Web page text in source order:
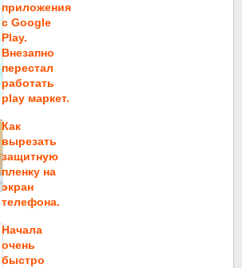
приложения
c Google
Play.
Внезапно
перестал
работать
play маркет.
Как
вырезать
защитную
пленку на
экран
телефона.
Начала
очень
быстро